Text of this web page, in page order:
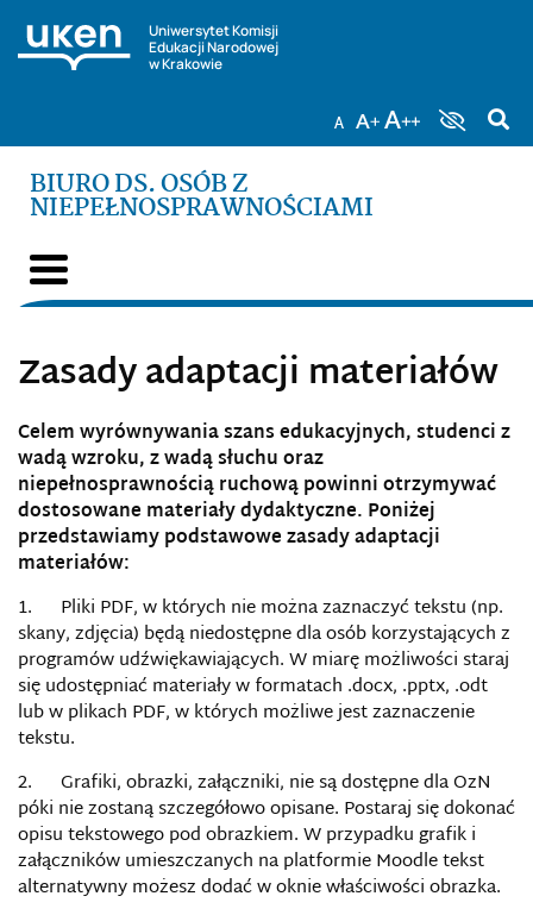
Uniwersytet Komisji
Edukacji Narodowej
w Krakowie
BIURO DS. OSÓB Z
NIEPEŁNOSPRAWNOŚCIAMI
Zasady adaptacji materiałów
Celem wyrównywania szans edukacyjnych, studenci z
wadą wzroku, z wadą słuchu oraz
niepełnosprawnością ruchową powinni otrzymywać
dostosowane materiały dydaktyczne. Poniżej
przedstawiamy podstawowe zasady adaptacji
materiałów:
1. Pliki PDF, w których nie można zaznaczyć tekstu (np.
skany, zdjęcia) będą niedostępne dla osób korzystających z
programów udźwiękawiających. W miarę możliwości staraj
się udostępniaćmateriały w formatach .docx, .pptx, .odt
lub w plikach PDF, w których możliwe jest zaznaczenie
tekstu.
2. Grafiki, obrazki, załączniki, nie są dostępne dla OzN
póki nie zostaną szczegółowo opisane. Postaraj się dokonać
opisu tekstowego pod obrazkiem. W przypadku grafik i
załączników umieszczanych na platformie Moodle tekst
alternatywny możesz dodać w oknie właściwości obrazka.